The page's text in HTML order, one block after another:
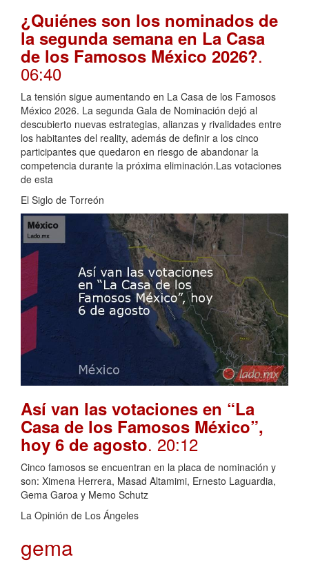
¿Quiénes son los nominados de
la segunda semana en La Casa
de los Famosos México 2026?.
06:40
La tensión sigue aumentando en La Casa de los Famosos
México 2026. La segunda Gala de Nominación dejó al
descubierto nuevas estrategias, alianzas y rivalidades entre
los habitantes del reality, además de definir a los cinco
participantes que quedaron en riesgo de abandonar la
competencia durante la próxima eliminación.Las votaciones
de esta
El Siglo de Torreón
Así van las votaciones en “La
Casa de los Famosos México”,
hoy 6 de agosto. 20:12
Cinco famosos se encuentran en la placa de nominación y
son: Ximena Herrera, Masad Altamimi, Ernesto Laguardia,
Gema Garoa y Memo Schutz
La Opinión de Los Ángeles
gema